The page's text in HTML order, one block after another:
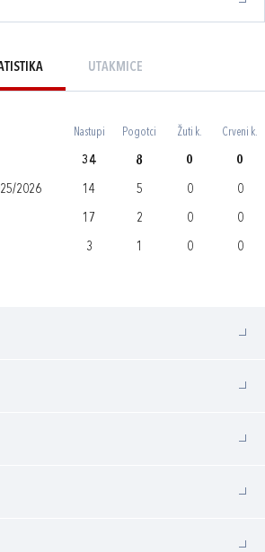
UTAKMICE
Nastupi Pogotci Žuti k. Crveni k.
34 8 0 0
2026 14 5 0 0
17 2 0 0
3 1 0 0